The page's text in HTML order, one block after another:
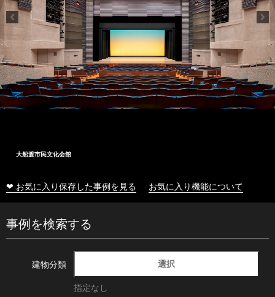
大船渡市民文化会館
❤ お気に入り保存した事例を見る お気に入り機能について
事例を検索する
建物分類 選択
指定なし